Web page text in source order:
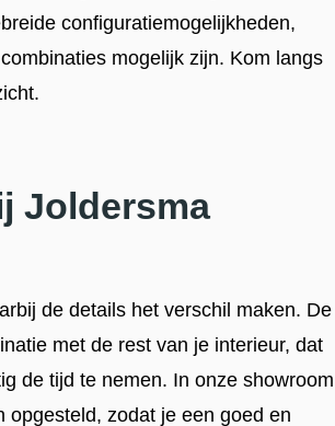
configuratiemogelijkheden,
mogelijk zijn. Kom langs
Joldersma
de details het verschil maken. De
met de rest van je interieur, dat
de tijd te nemen. In onze showroom
opgesteld, zodat je een goed en